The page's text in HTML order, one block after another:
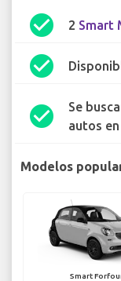
check_circle 2 Smart
check_circle
check_circle
Se
autos
Modelos
Smart